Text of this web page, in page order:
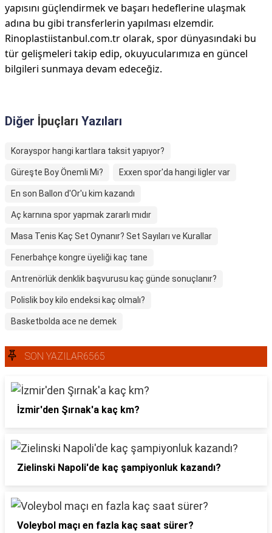
yapısını güçlendirmek ve başarı hedeflerine ulaşmak
adına bu gibi transferlerin yapılması elzemdir.
Rinoplastiistanbul.com.tr olarak, spor dünyasındaki bu
tür gelişmeleri takip edip, okuyucularımıza en güncel
bilgileri sunmaya devam edeceğiz.
Diğer İpuçları Yazıları
Korayspor hangi kartlara taksit yapıyor?
Güreşte Boy Önemli Mi? Exxen spor'da hangi ligler var
En son Ballon d'Or'u kim kazandı
Aç karnına spor yapmak zararlı mıdır
Masa Tenis Kaç Set Oynanır? Set Sayıları ve Kurallar
Fenerbahçe kongre üyeliği kaç tane
Antrenörlük denklik başvurusu kaç günde sonuçlanır?
Polislik boy kilo endeksi kaç olmalı?
Basketbolda ace ne demek
SON YAZILAR6565
İzmir'den Şırnak'a kaç km?
Zielinski Napoli'de kaç şampiyonluk kazandı?
Voleybol maçı en fazla kaç saat sürer?